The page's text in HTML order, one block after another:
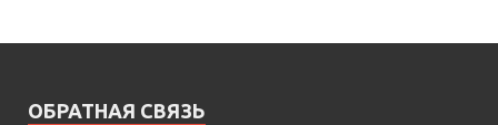
ОБРАТНАЯ СВЯЗЬ